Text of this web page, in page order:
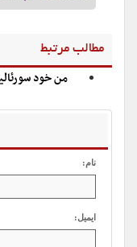
مطالب مرتبط
من خود
نام:
ایمیل: